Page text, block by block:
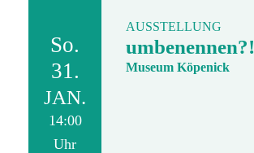
So.
31.
JAN.
14:00
Uhr
AUSSTELLUNG
umbenennen?!
Museum Köpenick